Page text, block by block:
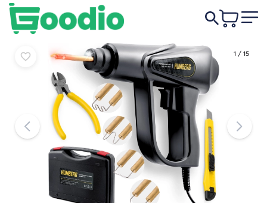
1 / 15
589 Kč Do košíku